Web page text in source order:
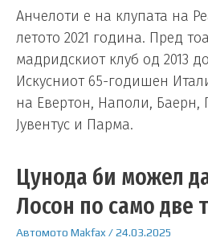
Анчелоти е на клупата на
летото 2021 година. Пред
мадридскиот клуб од 2013
Искусниот 65-годишен
на Евертон, Наполи,
Јувентус и Парма.
Цунода би можел
Лосон по само две
Автомото Makfax /24.03.2025